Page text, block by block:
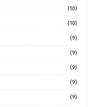
(10)
(10)
(9)
(9)
(9)
(9)
(9)